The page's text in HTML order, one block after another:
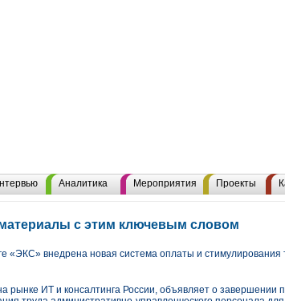
Аналитика Мероприятия Проекты
с этим ключевым словом
«ЭКС» внедрена новая система оплаты и
рынке ИТ и консалтинга России, объявляет о завершении